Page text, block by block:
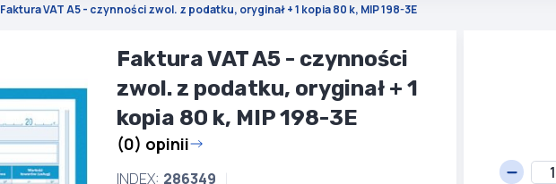
Faktura VAT A5 - czynności zwol. z podatku, oryginał + 1 kopia 80 k, MIP 198-3E
Faktura VAT A5 - czynności
zwol. z podatku, oryginał + 1
kopia 80 k, MIP 198-3E
(0) opinii
INDEX: 286349